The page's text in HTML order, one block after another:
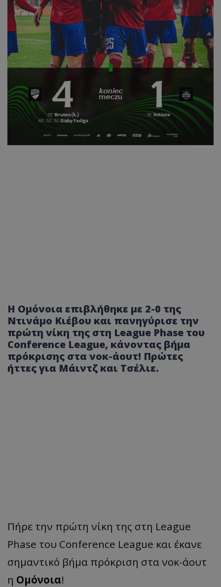
Η Ομόνοια επιβλήθηκε με 2-0 της
Ντινάμο Κιέβου και πανηγύρισε την
πρώτη νίκη της στη League Phase του
Conference League, κάνοντας βήμα
πρόκρισης στα νοκ-άουτ! Πρώτες
ήττες για Μάιντζ και Τσέλιε.
Πήρε την πρώτη νίκη της στη League
Phase του Conference League και έκανε
σημαντικό βήμα πρόκριση στα νοκ-άουτ
η Ομόνοια!